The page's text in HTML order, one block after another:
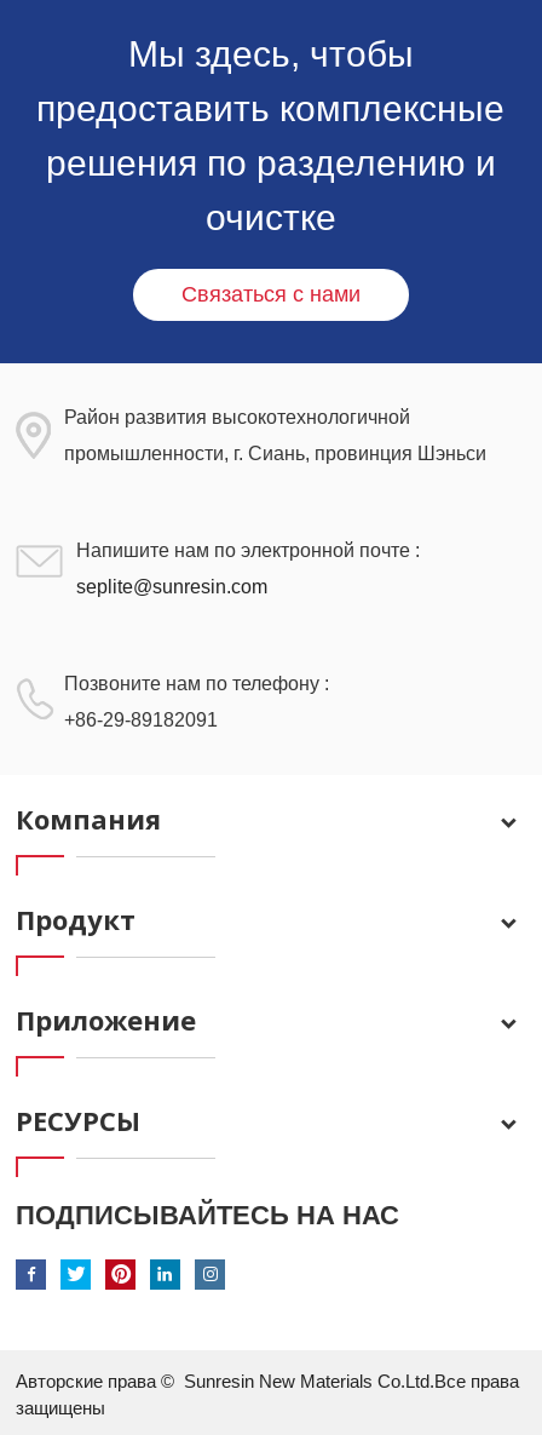
Мы здесь, чтобы
предоставить комплексные
решения по разделению и
очистке
Связаться с нами
Район развития высокотехнологичной
промышленности, г. Сиань, провинция Шэньси
Напишите нам по электронной почте :
seplite@sunresin.com
Позвоните нам по телефону :
+86-29-89182091
Компания
Продукт
Приложение
РЕСУРСЫ
ПОДПИСЫВАЙТЕСЬ НА НАС
Авторские права © Sunresin New Materials Co.Ltd.Все права
защищены